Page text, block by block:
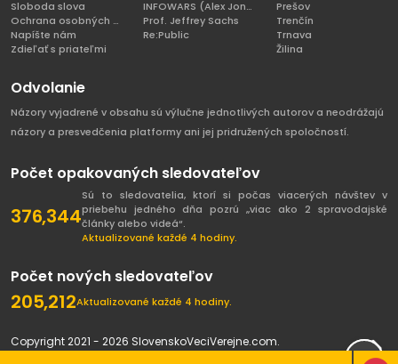
Sloboda slova
Ochrana osobných údajov
Napíšte nám
Zdieľať s priateľmi
INFOWARS (Alex Jones)
Prof. Jeffrey Sachs
Re:Public
Prešov
Trenčín
Trnava
Žilina
Odvolanie
Názory vyjadrené v obsahu sú výlučne jednotlivých autorov a neodrážajú
názory a presvedčenia platformy ani jej pridružených spoločností.
Počet opakovaných sledovateľov
376,344
Sú to sledovatelia, ktorí si počas viacerých návštev v
priebehu jedného dňa pozrú „viac ako 2 spravodajské
články alebo videá“.
Aktualizované každé 4 hodiny.
Počet nových sledovateľov
205,212Aktualizované každé 4 hodiny.
Copyright 2021 - 2026 SlovenskoVeciVerejne.com.